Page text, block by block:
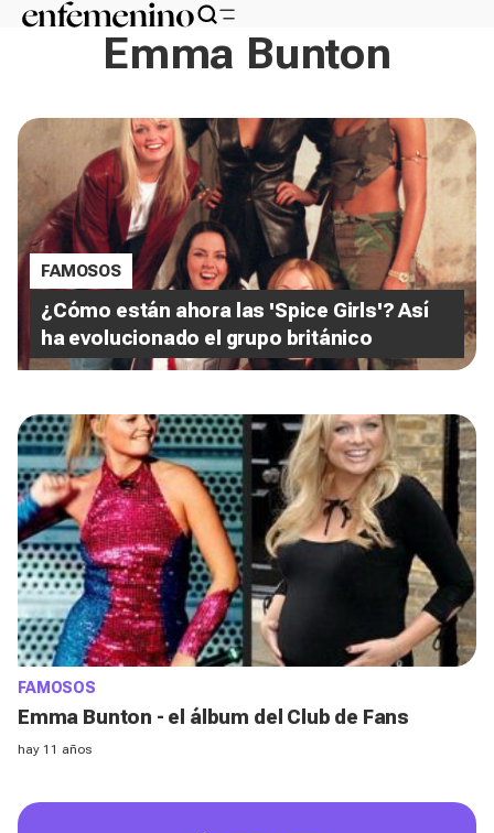
Emma Bunton
FAMOSOS
¿Cómo están ahora las 'Spice Girls'? Así
ha evolucionado el grupo británico
FAMOSOS
Emma Bunton - el álbum del Club de Fans
hay 11 años